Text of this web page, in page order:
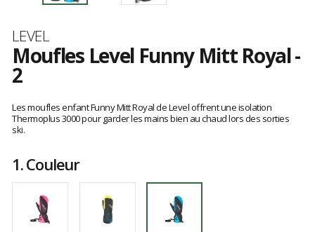
Marque
LEVEL
Moufles Level Funny Mitt Royal -
2
2
avis
clients
Les moufles enfant Funny Mitt Royal de Level offrent une isolation
Thermoplus 3000 pour garder les mains bien au chaud lors des sorties
ski.
1.Couleur